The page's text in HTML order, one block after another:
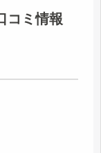
コミ情報